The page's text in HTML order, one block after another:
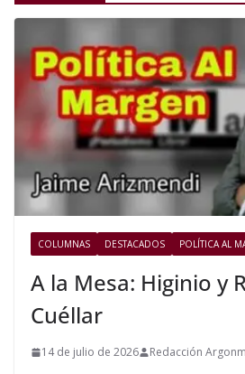
COLUMNAS DESTACADOS POLÍTICA AL
A la Mesa: Higinio y
Cuéllar
14 de julio de 2026 Redacción